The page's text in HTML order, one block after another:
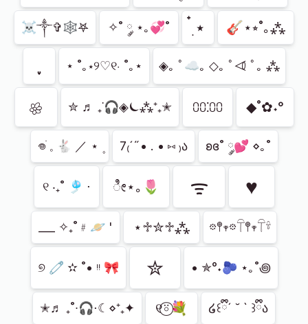
☠︎︎༒︎✞︎🕸𖤐 ✧˚ ༘ ⋆｡💞˚ ๋࣭ ⭑ 🎸⋆⭒˚｡⁂
⋆ ˚｡⋆୨♡୧⋅ ˚｡⋆ ◈｡ ﾟ☁︎｡ ◇｡ ﾟ⏿ ﾟ｡ ⁂
𔓘 ✮ ♬ ₊˙🎧◈⏾⁂⁺₊✭ ⩇⩇⁚⩇⩇ ◆˚✿˖°
𖦹ׂ 𓈒 🐇 ／ ⋆ ۪ 7₍´˶• . • ⑅ ₎ა ʚɞ˚ ༘💕 ⋄｡˚
୧ ‧₊˚ 🎐 ⋅ ೀ⋆｡🌷 ᯤ ♥
___ ✧₊˚﹟🪐 ' ⋆♱✮♱⁂ 𖡼𖤣𖥧𖡼𓋼𖤣𖥧𓋼𓍊
୭ 🧷 ✫ ˚• ᵎᵎ 🎀 ✮ • ✯°˖🫐 ⋆｡˚꩜
✭♬ ₊˚∙🎧⋅☾⋄⁺₊✦ ୧⍤⃝💐 ໒꒰ྀི´ ˘ ` ꒱ྀིა